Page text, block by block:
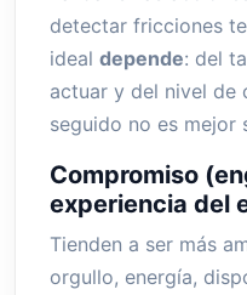
detectar fricciones
ideal depende: del
actuar y del nivel de
seguido no es mejor
Compromiso
experiencia del
Tienden a ser más
orgullo, energía,